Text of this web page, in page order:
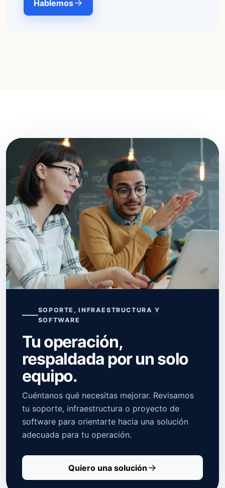
Hablemos
SOPORTE, INFRAESTRUCTURA Y
SOFTWARE
Tu operación,
respaldada por un solo
equipo.
Cuéntanos qué necesitas mejorar. Revisamos
tu soporte, infraestructura o proyecto de
software para orientarte hacia una solución
adecuada para tu operación.
Quiero una solución